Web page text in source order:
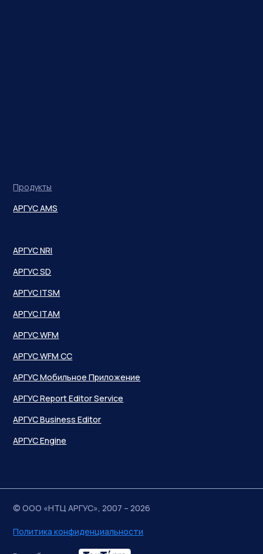
Продукты
АРГУС AMS
АРГУС Business Editor
АРГУС WFM
АРГУС WFM CC
АРГУС Мобильное Приложение
АРГУС Report Editor Service
АРГУС NRI
АРГУС SD
АРГУС ITSM
АРГУС ITAM
АРГУС Engine
© ООО «НТЦ АРГУС», 2007 – 2026
Политика конфиденциальности